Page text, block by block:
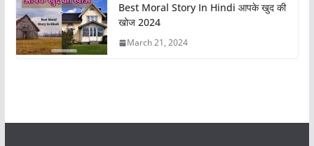
Best Moral Story In Hindi आपके खुद की
खोज 2024
March 21, 2024